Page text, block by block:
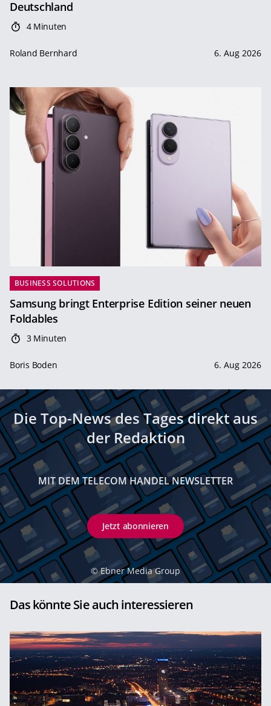
Deutschland
4 Minuten
Roland Bernhard 6. Aug 2026
BUSINESS SOLUTIONS
Samsung bringt Enterprise Edition seiner neuen
Foldables
3 Minuten
Boris Boden 6. Aug 2026
Die Top-News des Tages direkt aus
der Redaktion
MIT DEM TELECOM HANDEL NEWSLETTER
Jetzt abonnieren
© Ebner Media Group
Das könnte Sie auch interessieren